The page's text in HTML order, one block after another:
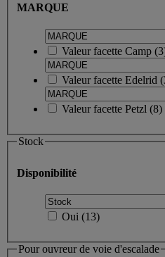
MARQUE
Valeur facette Camp (3
Valeur facette Edelrid (
Valeur facette Petzl (8)
Stock
Disponibilité
Oui (13)
Pour ouvreur de voie d'escalade